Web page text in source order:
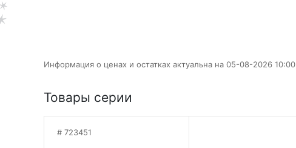
Информация о ценах и остатках актуальна на 05-08-2026 10:00
Товары серии
723451